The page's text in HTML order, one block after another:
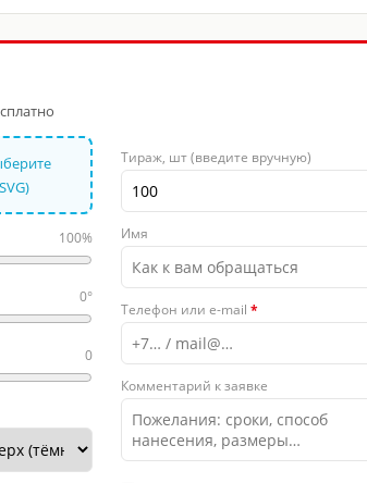
100%
0°
0
Тираж, шт (введите вручную)
Имя
Телефон или e-mail *
Комментарий к заявке